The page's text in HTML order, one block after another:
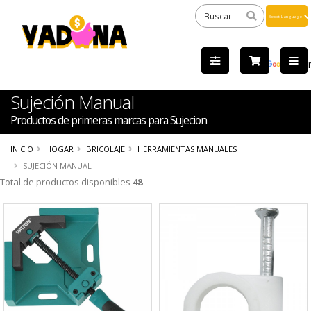
by
Sujeción Manual
Productos de primeras marcas para Sujecion
INICIO HOGAR BRICOLAJE
HERRAMIENTAS MANUALES
SUJECIÓN MANUAL
Total de productos disponibles 48